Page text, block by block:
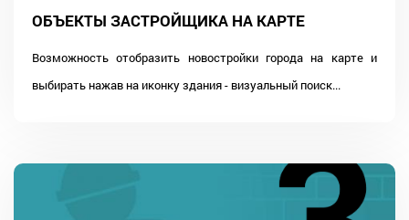
ОБЪЕКТЫ ЗАСТРОЙЩИКА НА КАРТЕ
Возможность отобразить новостройки города на карте и
выбирать нажав на иконку здания - визуальный поиск...